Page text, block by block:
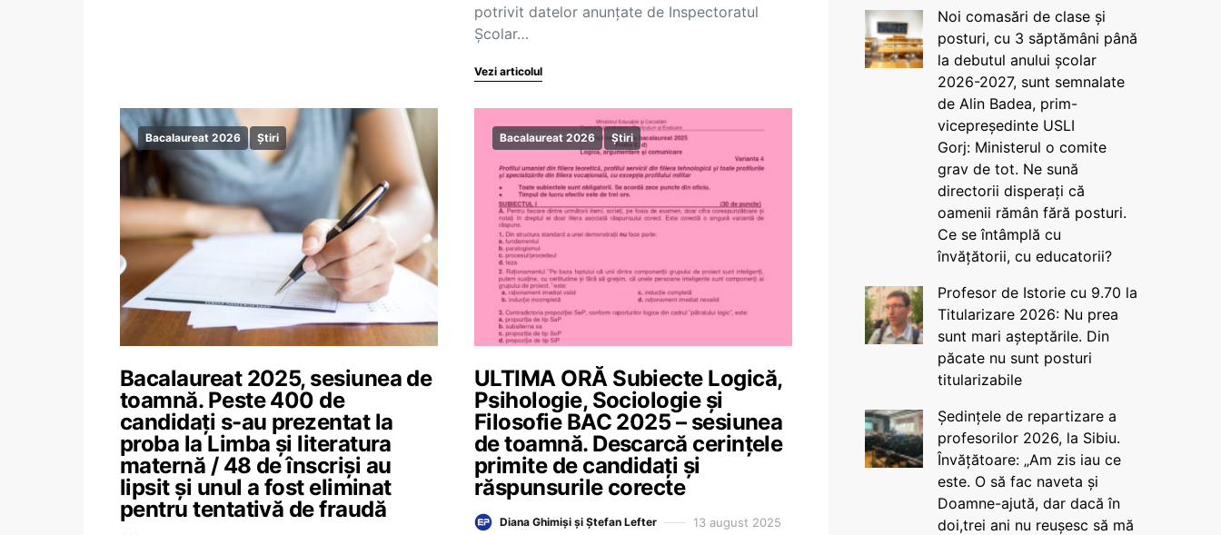
potrivit datelor anunțate de Inspectoratul
Școlar…
Vezi articolul
Bacalaureat 2026 Știri
Bacalaureat 2025, sesiunea de
toamnă. Peste 400 de
candidați s-au prezentat la
proba la Limba și literatura
maternă / 48 de înscriși au
lipsit și unul a fost eliminat
pentru tentativă de fraudă
Bacalaureat 2026 Știri
ULTIMA ORĂ Subiecte Logică,
Psihologie, Sociologie și
Filosofie BAC 2025 – sesiunea
de toamnă. Descarcă cerințele
primite de candidați și
răspunsurile corecte
Diana Ghimiși și Ștefan Lefter 13 august 2025
Noi comasări de clase și
posturi, cu 3 săptămâni până
la debutul anului școlar
2026-2027, sunt semnalate
de Alin Badea, prim-
vicepreședinte USLI
Gorj: Ministerul o comite
grav de tot. Ne sună
directorii disperați că
oamenii rămân fără posturi.
Ce se întâmplă cu
învățătorii, cu educatorii?
Profesor de Istorie cu 9.70 la
Titularizare 2026: Nu prea
sunt mari așteptările. Din
păcate nu sunt posturi
titularizabile
Ședințele de repartizare a
profesorilor 2026, la Sibiu.
Învățătoare: „Am zis iau ce
este. O să fac naveta și
Doamne-ajută, dar dacă în
doi,trei ani nu reușesc să mă